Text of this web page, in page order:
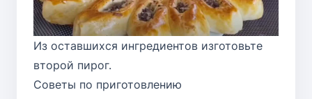
Из оставшихся ингредиентов изготовьте
второй пирог.
Советы по приготовлению